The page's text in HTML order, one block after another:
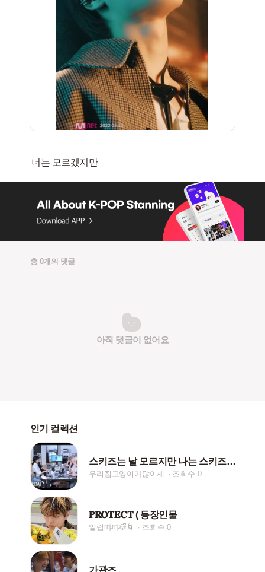
너는 모르겠지만
총 0개의 댓글
아직 댓글이 없어요
인기 컬렉션
스키즈는 날 모르지만 나는 스키즈를 안다♡
우리집고양이가많이세 조회수 0
𝐏𝐑𝐎𝐓𝐄𝐂𝐓 ( 등장인물
알럽땨땨🐶ᩚ🌀 조회수 0